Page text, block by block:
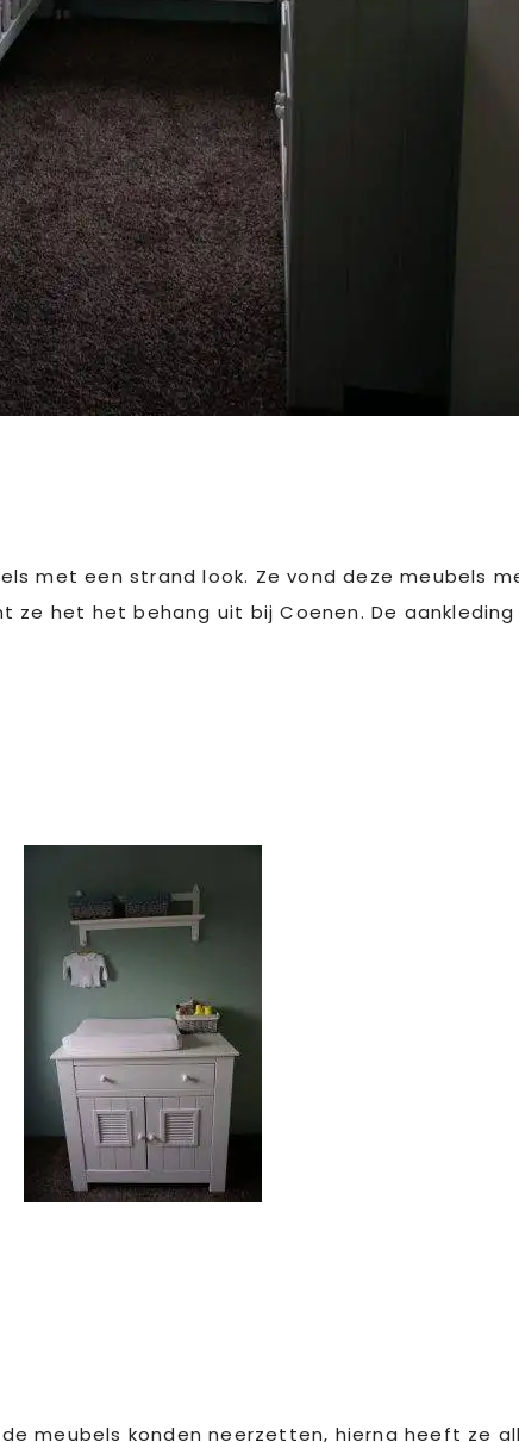
met een strand look. Ze vond deze meubels
ze het het behang uit bij Coenen. De
meubels konden neerzetten, hierna heeft ze